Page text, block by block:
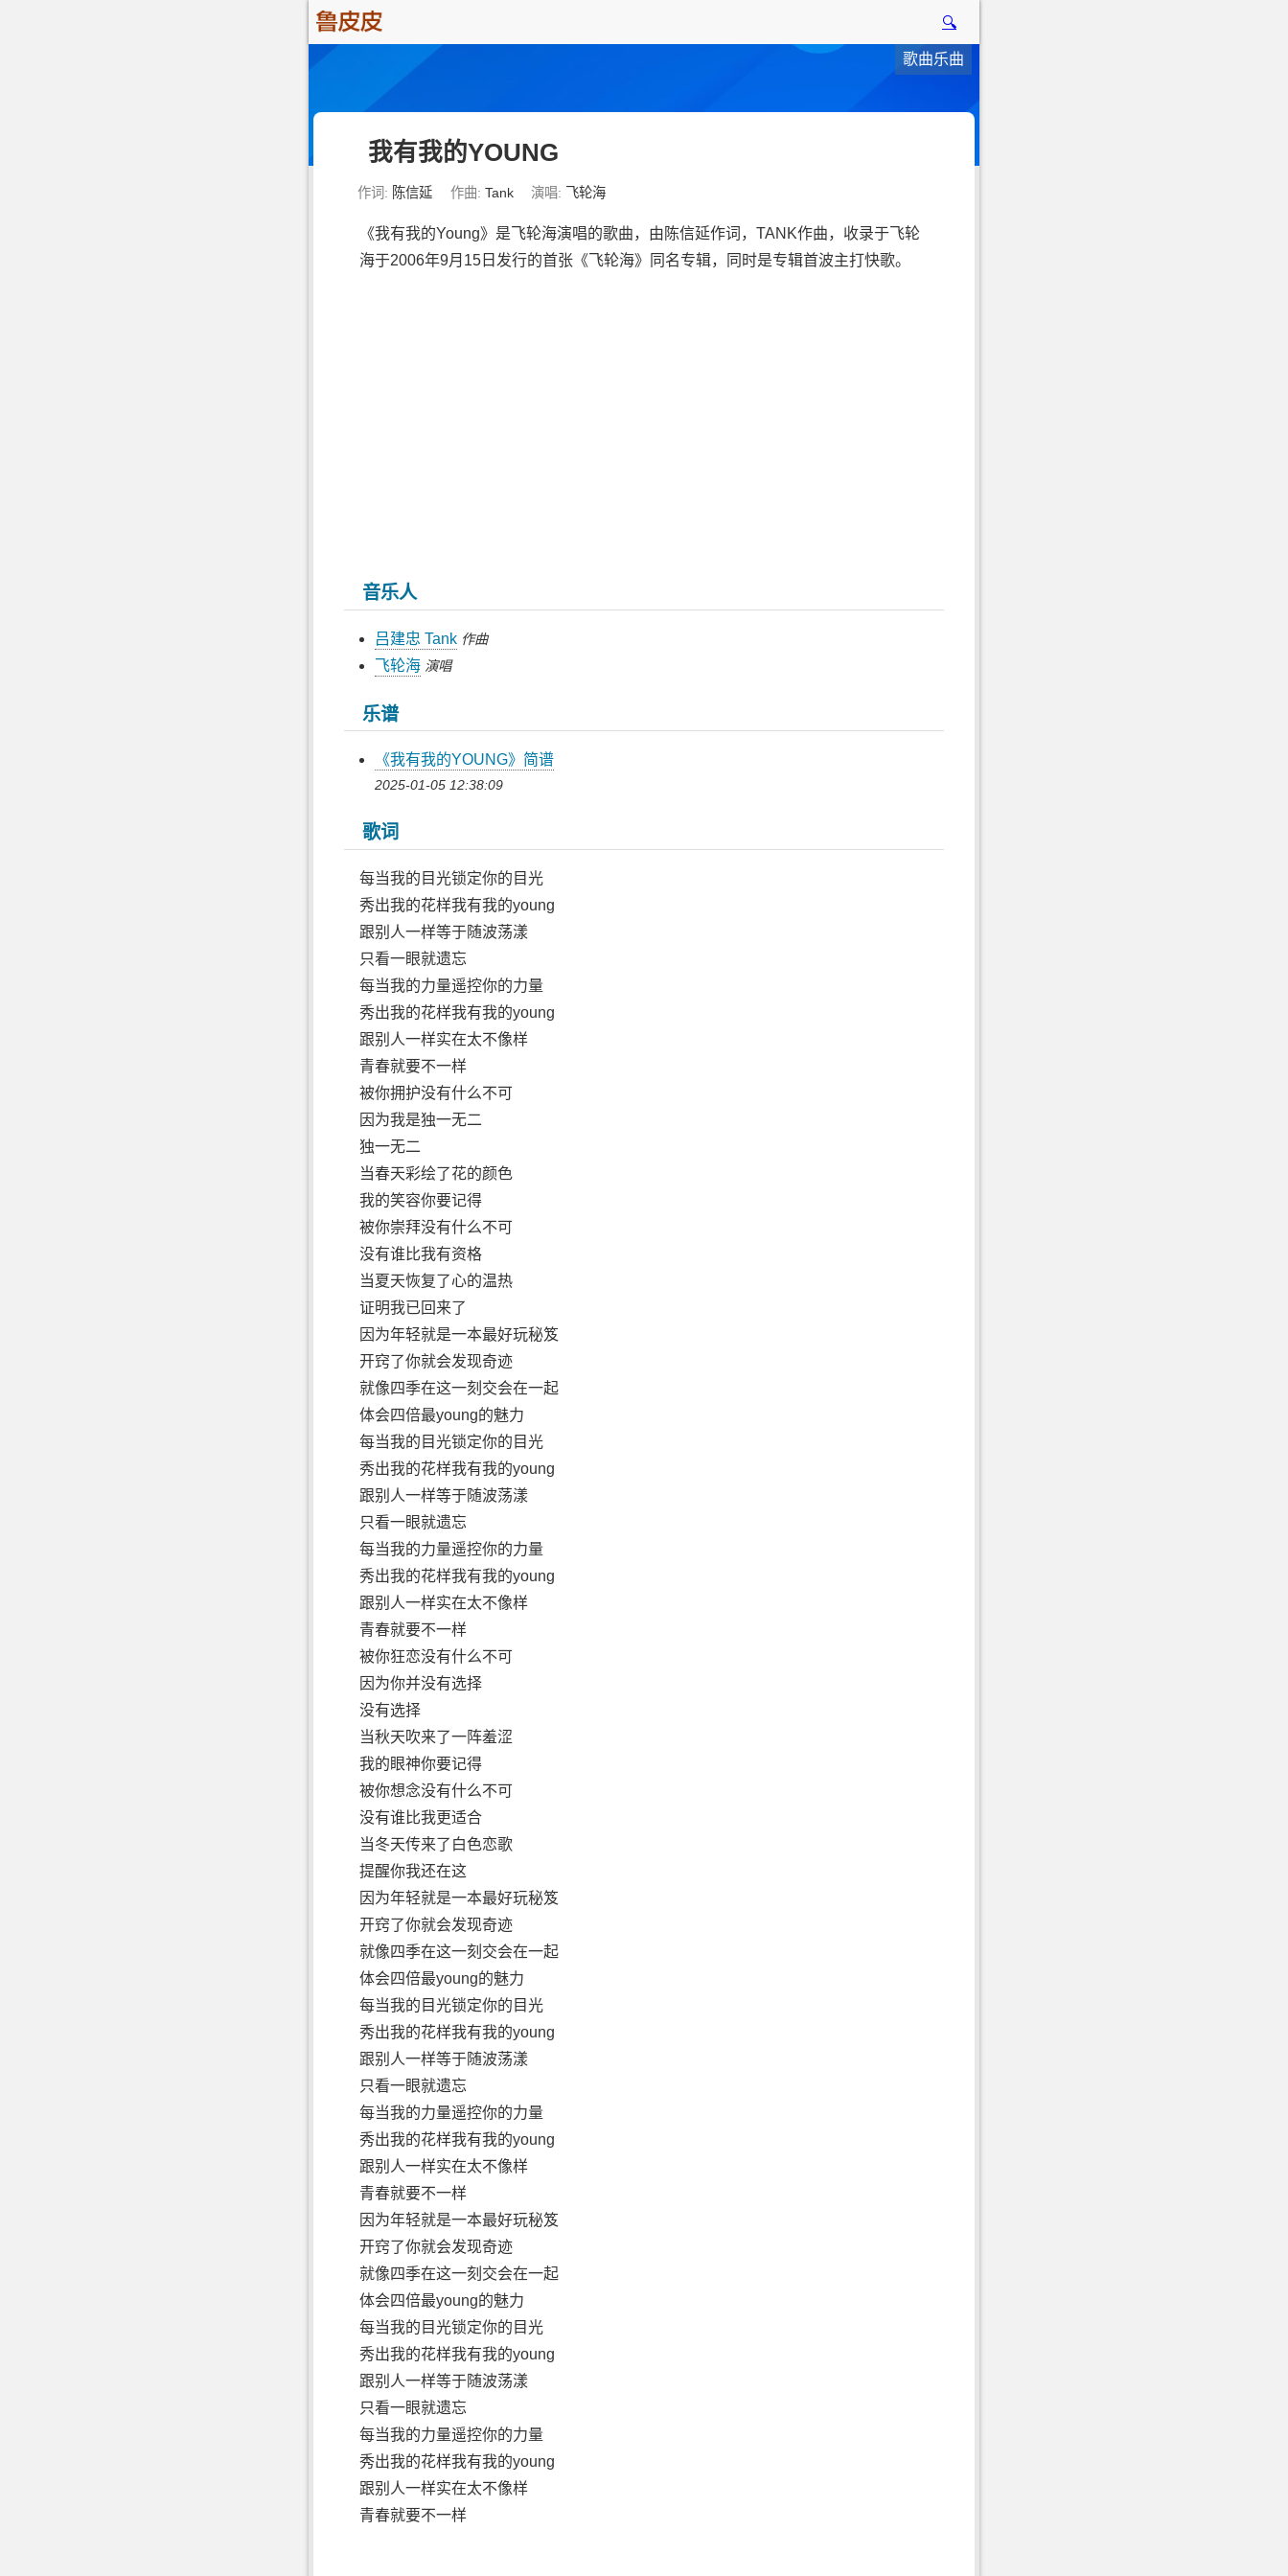
🔍
歌曲乐曲
我有我的YOUNG
作词: 陈信延 作曲: Tank 演唱: 飞轮海
《我有我的Young》是飞轮海演唱的歌曲，由陈信延作词，TANK作曲，收录于飞轮
海于2006年9月15日发行的首张《飞轮海》同名专辑，同时是专辑首波主打快歌。
音乐人
吕建忠 Tank 作曲
飞轮海 演唱
乐谱
《我有我的YOUNG》简谱
2025-01-05 12:38:09
歌词
每当我的目光锁定你的目光
秀出我的花样我有我的young
跟别人一样等于随波荡漾
只看一眼就遗忘
每当我的力量遥控你的力量
秀出我的花样我有我的young
跟别人一样实在太不像样
青春就要不一样
被你拥护没有什么不可
因为我是独一无二
独一无二
当春天彩绘了花的颜色
我的笑容你要记得
被你崇拜没有什么不可
没有谁比我有资格
当夏天恢复了心的温热
证明我已回来了
因为年轻就是一本最好玩秘笈
开窍了你就会发现奇迹
就像四季在这一刻交会在一起
体会四倍最young的魅力
每当我的目光锁定你的目光
秀出我的花样我有我的young
跟别人一样等于随波荡漾
只看一眼就遗忘
每当我的力量遥控你的力量
秀出我的花样我有我的young
跟别人一样实在太不像样
青春就要不一样
被你狂恋没有什么不可
因为你并没有选择
没有选择
当秋天吹来了一阵羞涩
我的眼神你要记得
被你想念没有什么不可
没有谁比我更适合
当冬天传来了白色恋歌
提醒你我还在这
因为年轻就是一本最好玩秘笈
开窍了你就会发现奇迹
就像四季在这一刻交会在一起
体会四倍最young的魅力
每当我的目光锁定你的目光
秀出我的花样我有我的young
跟别人一样等于随波荡漾
只看一眼就遗忘
每当我的力量遥控你的力量
秀出我的花样我有我的young
跟别人一样实在太不像样
青春就要不一样
因为年轻就是一本最好玩秘笈
开窍了你就会发现奇迹
就像四季在这一刻交会在一起
体会四倍最young的魅力
每当我的目光锁定你的目光
秀出我的花样我有我的young
跟别人一样等于随波荡漾
只看一眼就遗忘
每当我的力量遥控你的力量
秀出我的花样我有我的young
跟别人一样实在太不像样
青春就要不一样